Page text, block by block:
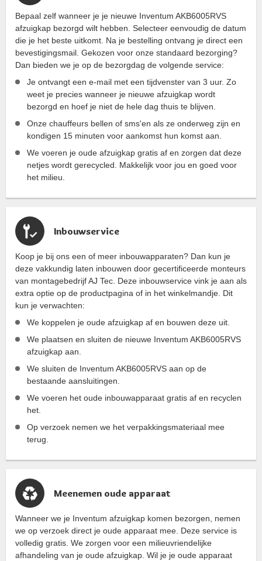
Bepaal zelf wanneer je je nieuwe Inventum AKB6005RVS
afzuigkap bezorgd wilt hebben. Selecteer eenvoudig de datum
die je het beste uitkomt. Na je bestelling ontvang je direct een
bevestigingsmail. Gekozen voor onze standaard bezorging?
Dan bieden we je op de bezorgdag de volgende service:
Je ontvangt een e-mail met een tijdvenster van 3 uur. Zo
weet je precies wanneer je nieuwe afzuigkap wordt
bezorgd en hoef je niet de hele dag thuis te blijven.
Onze chauffeurs bellen of sms'en als ze onderweg zijn en
kondigen 15 minuten voor aankomst hun komst aan.
We voeren je oude afzuigkap gratis af en zorgen dat deze
netjes wordt gerecycled. Makkelijk voor jou en goed voor
het milieu.
Inbouwservice
Koop je bij ons een of meer inbouwapparaten? Dan kun je
deze vakkundig laten inbouwen door gecertificeerde monteurs
van montagebedrijf AJ Tec. Deze inbouwservice vink je aan als
extra optie op de productpagina of in het winkelmandje. Dit
kun je verwachten:
We koppelen je oude afzuigkap af en bouwen deze uit.
We plaatsen en sluiten de nieuwe Inventum AKB6005RVS
afzuigkap aan.
We sluiten de Inventum AKB6005RVS aan op de
bestaande aansluitingen.
We voeren het oude inbouwapparaat gratis af en recyclen
het.
Op verzoek nemen we het verpakkingsmateriaal mee
terug.
Meenemen oude apparaat
Wanneer we je Inventum afzuigkap komen bezorgen, nemen
we op verzoek direct je oude apparaat mee. Deze service is
volledig gratis. We zorgen voor een milieuvriendelijke
afhandeling van je oude afzuigkap. Wil je je oude apparaat